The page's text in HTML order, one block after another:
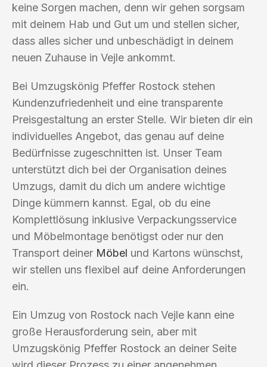
keine Sorgen machen, denn wir gehen sorgsam
mit deinem Hab und Gut um und stellen sicher,
dass alles sicher und unbeschädigt in deinem
neuen Zuhause in Vejle ankommt.
Bei Umzugskönig Pfeffer Rostock stehen
Kundenzufriedenheit und eine transparente
Preisgestaltung an erster Stelle. Wir bieten dir ein
individuelles Angebot, das genau auf deine
Bedürfnisse zugeschnitten ist. Unser Team
unterstützt dich bei der Organisation deines
Umzugs, damit du dich um andere wichtige
Dinge kümmern kannst. Egal, ob du eine
Komplettlösung inklusive Verpackungsservice
und Möbelmontage benötigst oder nur den
Transport deiner Möbel und Kartons wünschst,
wir stellen uns flexibel auf deine Anforderungen
ein.
Ein Umzug von Rostock nach Vejle kann eine
große Herausforderung sein, aber mit
Umzugskönig Pfeffer Rostock an deiner Seite